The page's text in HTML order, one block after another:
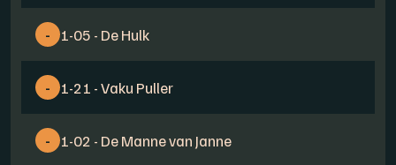
- 1-05 - De Hulk
- 1-21 - Vaku Puller
- 1-02 - De Manne van Janne